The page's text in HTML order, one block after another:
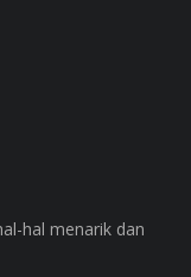
hal menarik dan